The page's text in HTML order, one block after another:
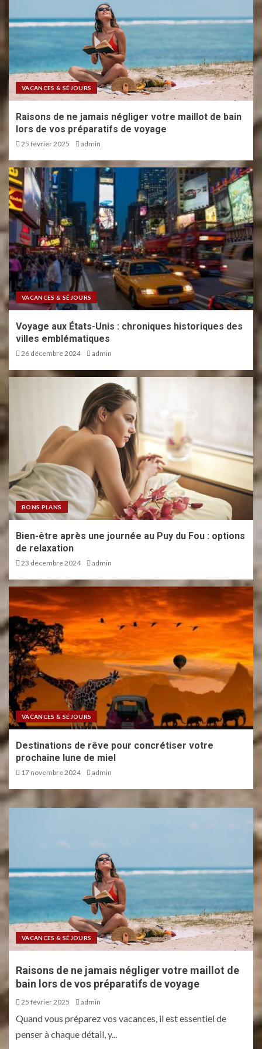
3
Bien-être après une journée au
Puy du Fou : options de
relaxation
4
Destinations de rêve pour
concrétiser votre prochaine
5
Premier voyage à Bali : la
meilleure période pour s’y
rendre
1
Raisons de ne jamais négliger
votre maillot de bain lors de vos
préparatifs de voyage
VACANCES & SÉJOURS
Raisons de ne jamais négliger votre maillot de bain
lors de vos préparatifs de voyage
25 février 2025 admin
VACANCES & SÉJOURS
Voyage aux États-Unis : chroniques historiques des
villes emblématiques
26 décembre 2024 admin
BONS PLANS
Bien-être après une journée au Puy du Fou : options
de relaxation
23 décembre 2024 admin
VACANCES & SÉJOURS
Destinations de rêve pour concrétiser votre
prochaine lune de miel
17 novembre 2024 admin
VACANCES & SÉJOURS
Raisons de ne jamais négliger votre maillot de
bain lors de vos préparatifs de voyage
25 février 2025 admin
Quand vous préparez vos vacances, il est essentiel de
penser à chaque détail, y...